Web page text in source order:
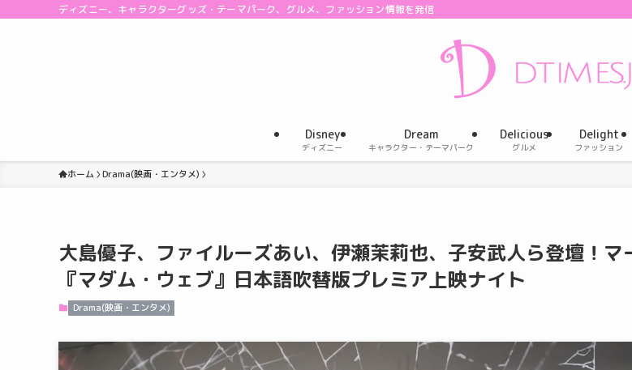
ディズニー、キャラクターグッズ・テーマパーク、グルメ、ファッション情報を発信
Disney
ディズニー
Dream
キャラクター・テーマパーク
Delicious
グルメ
Delight
ファッション
ホーム Drama(映画・エンタメ)
大島優子、ファイルーズあい、伊瀬茉莉也、子安武人ら登壇！マ
『マダム・ウェブ』日本語吹替版プレミア上映ナイト
Drama(映画・エンタメ)